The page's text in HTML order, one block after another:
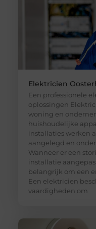
Elektricien
Een professionele
oplossingen
woning en
huishoudelijke
installaties werken
aangelegd en
Wanneer er een
installatie
belangrijk om een
Een elektricien
vaardigheden om